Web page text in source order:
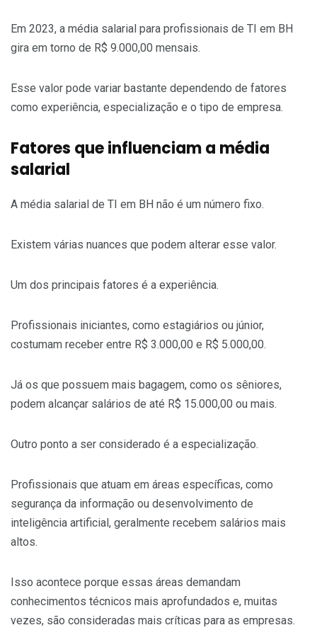
Em 2023, a média salarial para profissionais de TI em BH
gira em torno de R$ 9.000,00 mensais.
Esse valor pode variar bastante dependendo de fatores
como experiência, especialização e o tipo de empresa.
Fatores que influenciam a média
salarial
A média salarial de TI em BH não é um número fixo.
Existem várias nuances que podem alterar esse valor.
Um dos principais fatores é a experiência.
Profissionais iniciantes, como estagiários ou júnior,
costumam receber entre R$ 3.000,00 e R$ 5.000,00.
Já os que possuem mais bagagem, como os sêniores,
podem alcançar salários de até R$ 15.000,00 ou mais.
Outro ponto a ser considerado é a especialização.
Profissionais que atuam em áreas específicas, como
segurança da informação ou desenvolvimento de
inteligência artificial, geralmente recebem salários mais
altos.
Isso acontece porque essas áreas demandam
conhecimentos técnicos mais aprofundados e, muitas
vezes, são consideradas mais críticas para as empresas.